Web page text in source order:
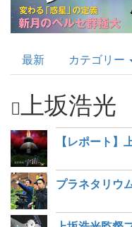
AstroArts
Topics
最新 カテゴリー
上坂浩光
プラネタリウ